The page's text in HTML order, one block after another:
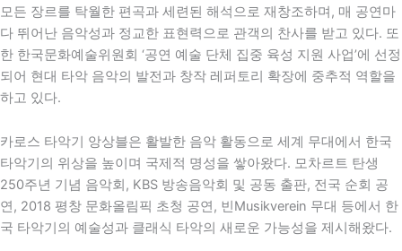
모든 장르를 탁월한 편곡과 세련된 해석으로 재창조하며, 매 공연마
다 뛰어난 음악성과 정교한 표현력으로 관객의 찬사를 받고 있다. 또
한 한국문화예술위원회 ‘공연 예술 단체 집중 육성 지원 사업’에 선정
되어 현대 타악 음악의 발전과 창작 레퍼토리 확장에 중추적 역할을
하고 있다.
카로스 타악기 앙상블은 활발한 음악 활동으로 세계 무대에서 한국
타악기의 위상을 높이며 국제적 명성을 쌓아왔다. 모차르트 탄생
250주년 기념 음악회, KBS 방송음악회 및 공동 출판, 전국 순회 공
연, 2018 평창 문화올림픽 초청 공연, 빈Musikverein 무대 등에서 한
국 타악기의 예술성과 클래식 타악의 새로운 가능성을 제시해왔다.